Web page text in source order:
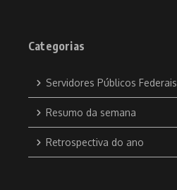
Categorias
Servidores Públicos Federais
Resumo da semana
Retrospectiva do ano